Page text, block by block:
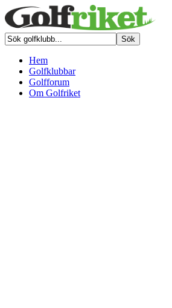
Hem
Golfklubbar
Golfforum
Om Golfriket